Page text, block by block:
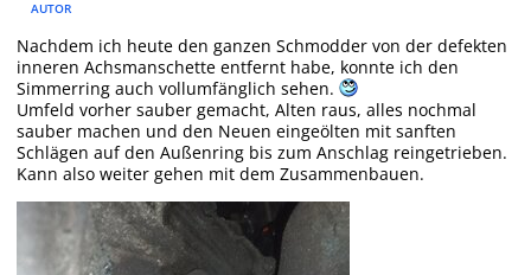
AUTOR
Nachdem ich heute den ganzen Schmodder von der defekten
inneren Achsmanschette entfernt habe, konnte ich den
Simmerring auch vollumfänglich sehen.
Umfeld vorher sauber gemacht, Alten raus, alles nochmal
sauber machen und den Neuen eingeölten mit sanften
Schlägen auf den Außenring bis zum Anschlag reingetrieben.
Kann also weiter gehen mit dem Zusammenbauen.